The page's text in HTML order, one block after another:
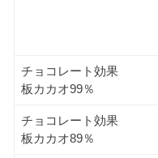
チョコレート効果
板カカオ99％
チョコレート効果
板カカオ89％